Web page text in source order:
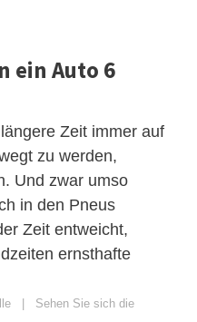
ein Auto 6
Zeit immer auf
zu werden,
Und zwar umso
in den Pneus
Zeit entweicht,
ernsthafte
Sehen Sie sich die